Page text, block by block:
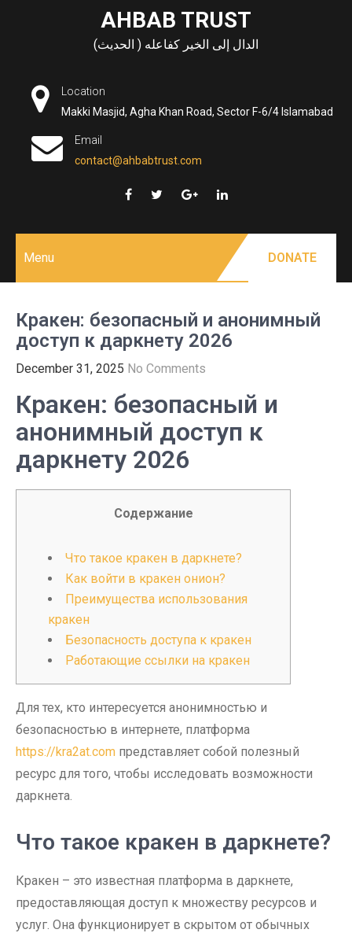
AHBAB TRUST
الدال إلى الخير كفاعله ( الحديث)
Location
Makki Masjid, Agha Khan Road, Sector F-6/4 Islamabad
Email
contact@ahbabtrust.com
Menu DONATE
Кракен: безопасный и анонимный
доступ к даркнету 2026
December 31, 2025 No Comments
Кракен: безопасный и
анонимный доступ к
даркнету 2026
Содержание
Что такое кракен в даркнете?
Как войти в кракен онион?
Преимущества использования
кракен
Безопасность доступа к кракен
Работающие ссылки на кракен
Для тех, кто интересуется анонимностью и
безопасностью в интернете, платформа
https://kra2at.com представляет собой полезный
ресурс для того, чтобы исследовать возможности
даркнета.
Что такое кракен в даркнете?
Кракен – это известная платформа в даркнете,
предоставляющая доступ к множеству ресурсов и
услуг. Она функционирует в скрытом от обычных